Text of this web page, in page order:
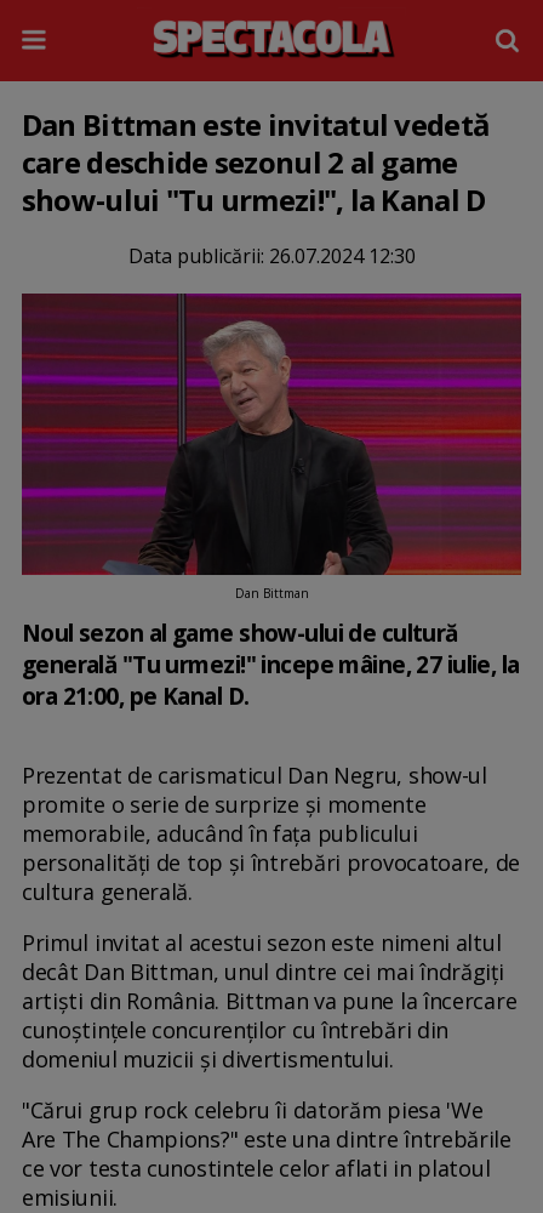
Dan Bittman este invitatul vedetă
care deschide sezonul 2 al game
show-ului "Tu urmezi!", la Kanal D
Data publicării: 26.07.2024 12:30
Dan Bittman
Noul sezon al game show-ului de cultură
generală "Tu urmezi!" incepe mâine, 27 iulie, la
ora 21:00, pe Kanal D.
Prezentat de carismaticul Dan Negru, show-ul
promite o serie de surprize și momente
memorabile, aducând în fața publicului
personalități de top și întrebări provocatoare, de
cultura generală.
Primul invitat al acestui sezon este nimeni altul
decât Dan Bittman, unul dintre cei mai îndrăgiți
artiști din România. Bittman va pune la încercare
cunoștințele concurenților cu întrebări din
domeniul muzicii și divertismentului.
"Cărui grup rock celebru îi datorăm piesa 'We
Are The Champions?" este una dintre întrebările
ce vor testa cunostintele celor aflati in platoul
emisiunii.